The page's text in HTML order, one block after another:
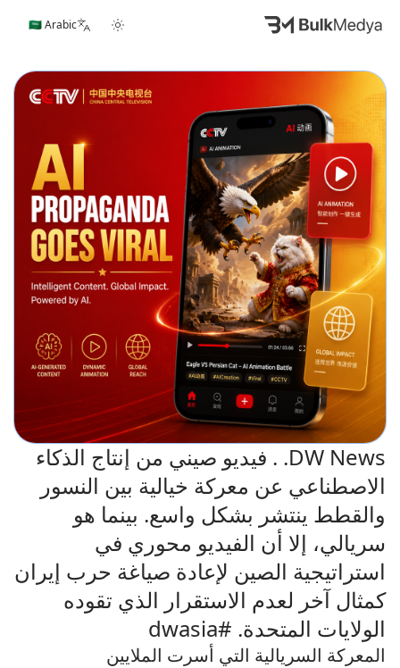
🇸🇦 Arabic
DW News. . فيديو صيني من إنتاج الذكاء
الاصطناعي عن معركة خيالية بين النسور
والقطط ينتشر بشكل واسع. بينما هو
سريالي، إلا أن الفيديو محوري في
استراتيجية الصين لإعادة صياغة حرب إيران
كمثال آخر لعدم الاستقرار الذي تقوده
الولايات المتحدة. #dwasia
المعركة السريالية التي أسرت الملايين